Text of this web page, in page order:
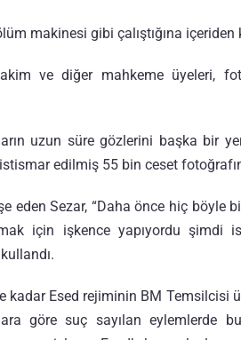
makinesi gibi çalıştığına
ve diğer mahkeme üyeleri,
uzun süre gözlerini başka bir
istismar edilmiş 55 bin ceset
eden Sezar, “Daha önce hiç
için işkence yapıyordu şimdi
kadar Esed rejiminin BM
göre suç sayılan eylemlerde